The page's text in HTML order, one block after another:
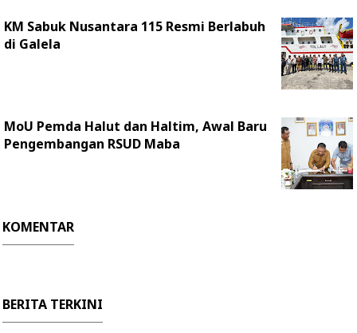
KM Sabuk Nusantara 115 Resmi Berlabuh
di Galela
MoU Pemda Halut dan Haltim, Awal Baru
Pengembangan RSUD Maba
KOMENTAR
BERITA TERKINI